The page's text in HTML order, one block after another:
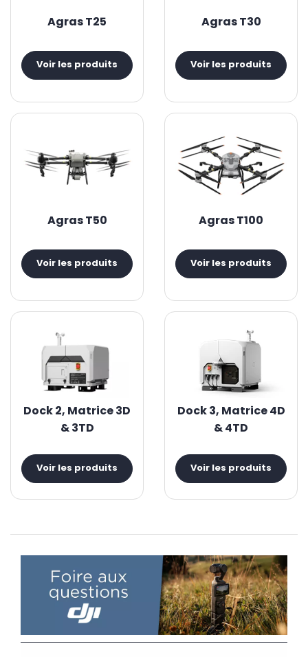
Agras T25
Voir les produits
Agras T30
Voir les produits
Agras T50
Voir les produits
Agras T100
Voir les produits
Dock 2, Matrice 3D
& 3TD
Voir les produits
Dock 3, Matrice 4D
& 4TD
Voir les produits